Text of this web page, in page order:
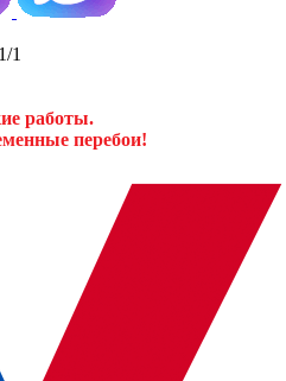
1
работы.
перебои!